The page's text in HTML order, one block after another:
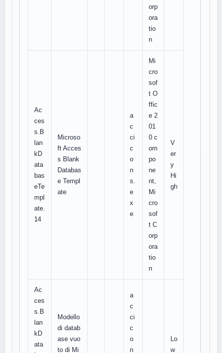
orp
ora
tio
n
Ac
ces
s.B
lan
kD
ata
bas
eTe
mpl
ate.
14
Microso
ft Acces
s Blank
Databas
e Templ
ate
a
c
ci
c
o
n
s.
e
x
e
Mi
cro
sof
t O
ffic
e 2
01
0 c
om
po
ne
nt,
Mi
cro
sof
t C
orp
ora
tio
n
V
er
y
Hi
gh
Ac
ces
s.B
lan
kD
ata
Modello
di datab
ase vuo
to di Mi
a
c
ci
c
o
n
Lo
w